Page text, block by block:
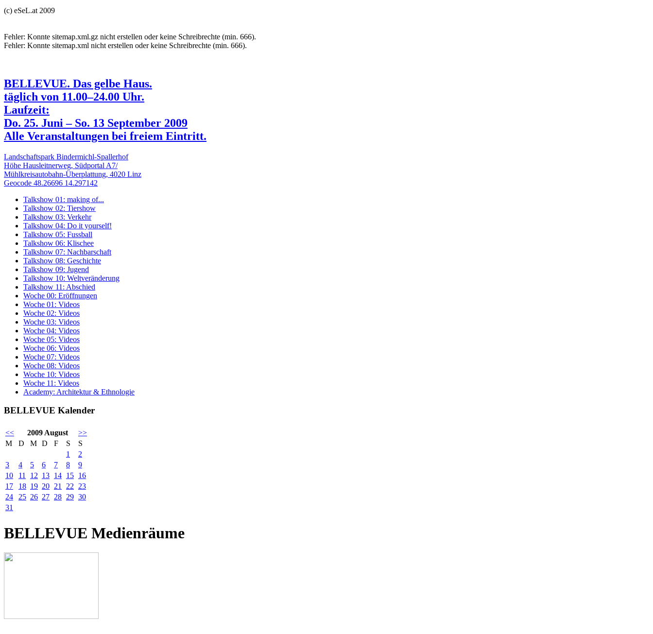
(c) eSeL.at 2009
Fehler: Konnte sitemap.xml.gz nicht erstellen oder keine Schreibrechte (min. 666).
Fehler: Konnte sitemap.xml nicht erstellen oder keine Schreibrechte (min. 666).
BELLEVUE. Das gelbe Haus.
täglich von 11.00–24.00 Uhr.
Laufzeit:
Do. 25. Juni – So. 13 September 2009
Alle Veranstaltungen bei freiem Eintritt.
Landschaftspark Bindermichl-Spallerhof
Höhe Hausleitnerweg, Südportal A7/
Mühlkreisautobahn-Überplattung, 4020 Linz
Geocode 48.26696 14.297142
Talkshow 01: making of...
Talkshow 02: Tiershow
Talkshow 03: Verkehr
Talkshow 04: Do it yourself!
Talkshow 05: Fussball
Talkshow 06: Klischee
Talkshow 07: Nachbarschaft
Talkshow 08: Geschichte
Talkshow 09: Jugend
Talkshow 10: Weltveränderung
Talkshow 11: Abschied
Woche 00: Eröffnungen
Woche 01: Videos
Woche 02: Videos
Woche 03: Videos
Woche 04: Videos
Woche 05: Videos
Woche 06: Videos
Woche 07: Videos
Woche 08: Videos
Woche 10: Videos
Woche 11: Videos
Academy: Architektur & Ethnologie
BELLEVUE Kalender
<< 2009 August
>>
M
D M D F S
S
1
2
3
4 5 6 7 8
9
10
11 12 13 14 15 16
17
18 19 20 21 22
23
24
25 26 27 28 29 30
31
BELLEVUE Medienräume